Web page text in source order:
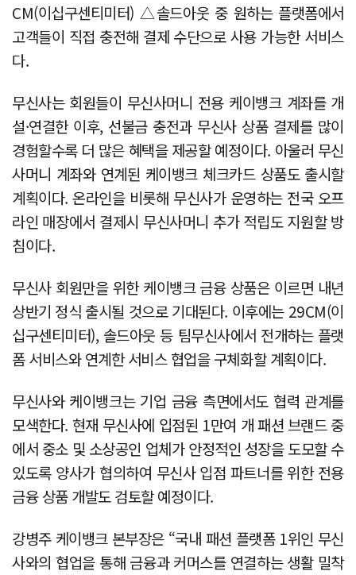
CM(이십구센티미터) △솔드아웃 중 원하는 플랫폼에서
고객들이 직접 충전해 결제 수단으로 사용 가능한 서비스
다.
무신사는 회원들이 무신사머니 전용 케이뱅크 계좌를 개
설·연결한 이후, 선불금 충전과 무신사 상품 결제를 많이
경험할수록 더 많은 혜택을 제공할 예정이다. 아울러 무신
사머니 계좌와 연계된 케이뱅크 체크카드 상품도 출시할
계획이다. 온라인을 비롯해 무신사가 운영하는 전국 오프
라인 매장에서 결제시 무신사머니 추가 적립도 지원할 방
침이다.
무신사 회원만을 위한 케이뱅크 금융 상품은 이르면 내년
상반기 정식 출시될 것으로 기대된다. 이후에는 29CM(이
십구센티미터), 솔드아웃 등 팀무신사에서 전개하는 플랫
폼 서비스와 연계한 서비스 협업을 구체화할 계획이다.
무신사와 케이뱅크는 기업 금융 측면에서도 협력 관계를
모색한다. 현재 무신사에 입점된 1만여 개 패션 브랜드 중
에서 중소 및 소상공인 업체가 안정적인 성장을 도모할 수
있도록 양사가 협의하여 무신사 입점 파트너를 위한 전용
금융 상품 개발도 검토할 예정이다.
강병주 케이뱅크 본부장은 “국내 패션 플랫폼 1위인 무신
사와의 협업을 통해 금융과 커머스를 연결하는 생활 밀착